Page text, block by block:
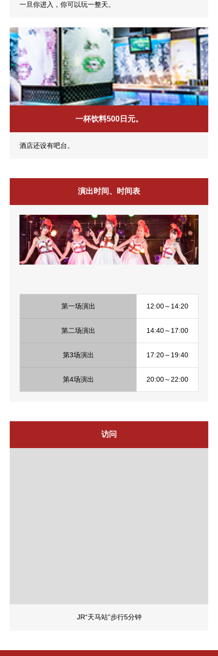
一旦你进入，你可以玩一整天。
一杯饮料500日元。
酒店还设有吧台。
演出时间、时间表
第一场演出 12:00～14:20
第二场演出 14:40～17:00
第3场演出 17:20～19:40
第4场演出 20:00～22:00
访问
JR“天马站”步行5分钟